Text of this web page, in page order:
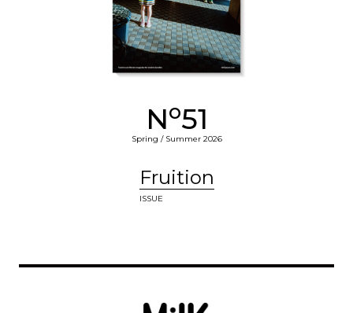
No51
Spring / Summer 2026
Fruition
ISSUE